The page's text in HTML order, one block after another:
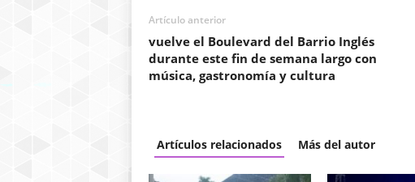
Artículo anterior
vuelve el Boulevard del Barrio Inglés
durante este fin de semana largo con
música, gastronomía y cultura
Artículos relacionados Más del autor